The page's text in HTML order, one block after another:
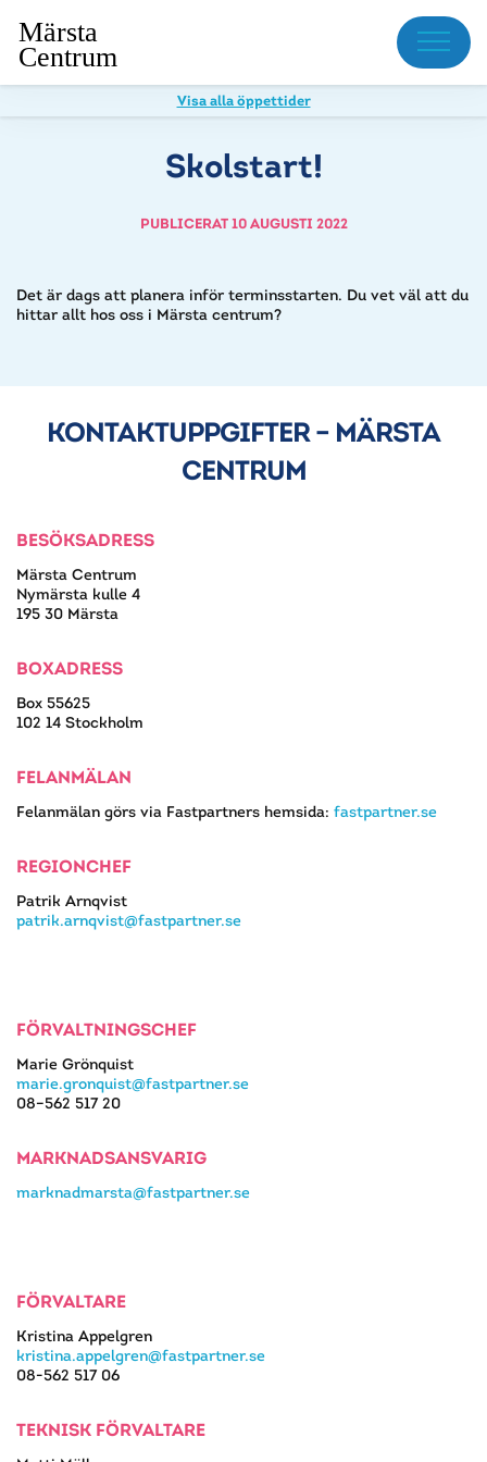
Meny
Visa alla öppettider
Skolstart!
PUBLICERAT 10 AUGUSTI 2022
Det är dags att planera inför terminsstarten. Du vet väl att du
hittar allt hos oss i Märsta centrum?
KONTAKTUPPGIFTER – MÄRSTA
CENTRUM
BESÖKSADRESS
Märsta Centrum
Nymärsta kulle 4
195 30 Märsta
BOXADRESS
Box 55625
102 14 Stockholm
FELANMÄLAN
Felanmälan görs via Fastpartners hemsida: fastpartner.se
REGIONCHEF
Patrik Arnqvist
patrik.arnqvist@fastpartner.se
FÖRVALTNINGSCHEF
Marie Grönquist
marie.gronquist@fastpartner.se
08–562 517 20
MARKNADSANSVARIG
marknadmarsta@fastpartner.se
FÖRVALTARE
Kristina Appelgren
kristina.appelgren@fastpartner.se
08-562 517 06
TEKNISK FÖRVALTARE